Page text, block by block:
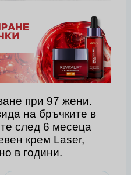
при 97 жени.
на бръчките в
след 6 месеца
крем Laser,
в години.